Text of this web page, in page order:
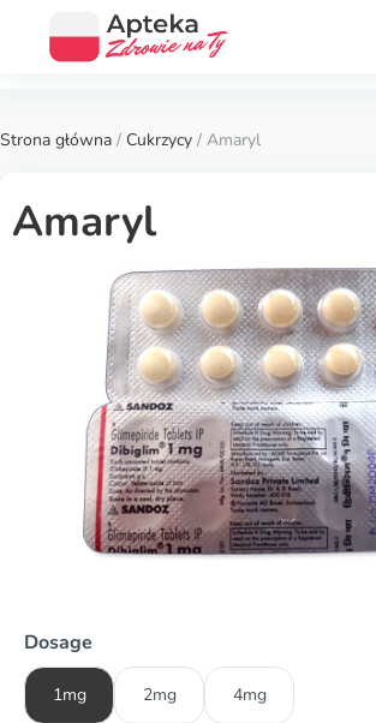
Strona główna / Cukrzycy / Amaryl
Amaryl
Dosage
1mg 2mg 4mg